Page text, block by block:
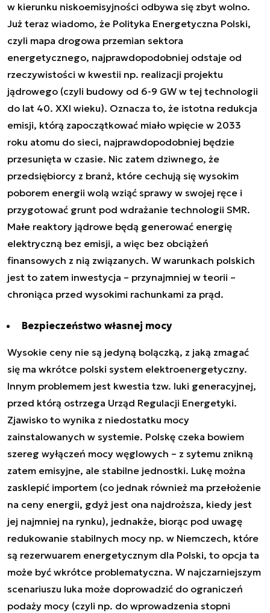
w kierunku niskoemisyjności odbywa się zbyt wolno.
Już teraz wiadomo, że Polityka Energetyczna Polski,
czyli mapa drogowa przemian sektora
energetycznego, najprawdopodobniej odstaje od
rzeczywistości w kwestii np. realizacji projektu
jądrowego (czyli budowy od 6-9 GW w tej technologii
do lat 40. XXI wieku). Oznacza to, że istotna redukcja
emisji, którą zapoczątkować miało wpięcie w 2033
roku atomu do sieci, najprawdopodobniej będzie
przesunięta w czasie. Nic zatem dziwnego, że
przedsiębiorcy z branż, które cechują się wysokim
poborem energii wolą wziąć sprawy w swojej ręce i
przygotować grunt pod wdrażanie technologii SMR.
Małe reaktory jądrowe będą generować energię
elektryczną bez emisji, a więc bez obciążeń
finansowych z nią związanych. W warunkach polskich
jest to zatem inwestycja – przynajmniej w teorii –
chroniąca przed wysokimi rachunkami za prąd.
Bezpieczeństwo własnej mocy
Wysokie ceny nie są jedyną bolączką, z jaką zmagać
się ma wkrótce polski system elektroenergetyczny.
Innym problemem jest kwestia tzw. luki generacyjnej,
przed którą ostrzega Urząd Regulacji Energetyki.
Zjawisko to wynika z niedostatku mocy
zainstalowanych w systemie. Polskę czeka bowiem
szereg wyłączeń mocy węglowych – z sytemu znikną
zatem emisyjne, ale stabilne jednostki. Lukę można
zasklepić importem (co jednak również ma przełożenie
na ceny energii, gdyż jest ona najdroższa, kiedy jest
jej najmniej na rynku), jednakże, biorąc pod uwagę
redukowanie stabilnych mocy np. w Niemczech, które
są rezerwuarem energetycznym dla Polski, to opcja ta
może być wkrótce problematyczna. W najczarniejszym
scenariuszu luka może doprowadzić do ograniczeń
podaży mocy (czyli np. do wprowadzenia stopni